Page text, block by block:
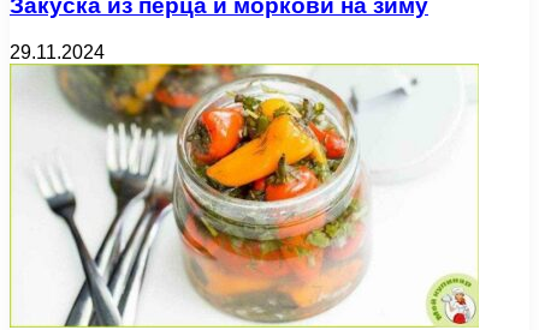
Закуска из перца и моркови на зиму
29.11.2024